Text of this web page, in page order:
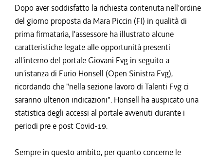
Dopo aver soddisfatto la richiesta contenuta nell'ordine
del giorno proposta da Mara Piccin (FI) in qualità di
prima firmataria, l'assessore ha illustrato alcune
caratteristiche legate alle opportunità presenti
all'interno del portale Giovani Fvg in seguito a
un'istanza di Furio Honsell (Open Sinistra Fvg),
ricordando che "nella sezione lavoro di Talenti Fvg ci
saranno ulteriori indicazioni". Honsell ha auspicato una
statistica degli accessi al portale avvenuti durante i
periodi pre e post Covid-19.
Sempre in questo ambito, per quanto concerne le